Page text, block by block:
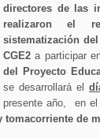
directores de las
realizaron el
sistematización
CGE2 a participar
del Proyecto
se desarrollará el
presente año, en
tomacorriente de